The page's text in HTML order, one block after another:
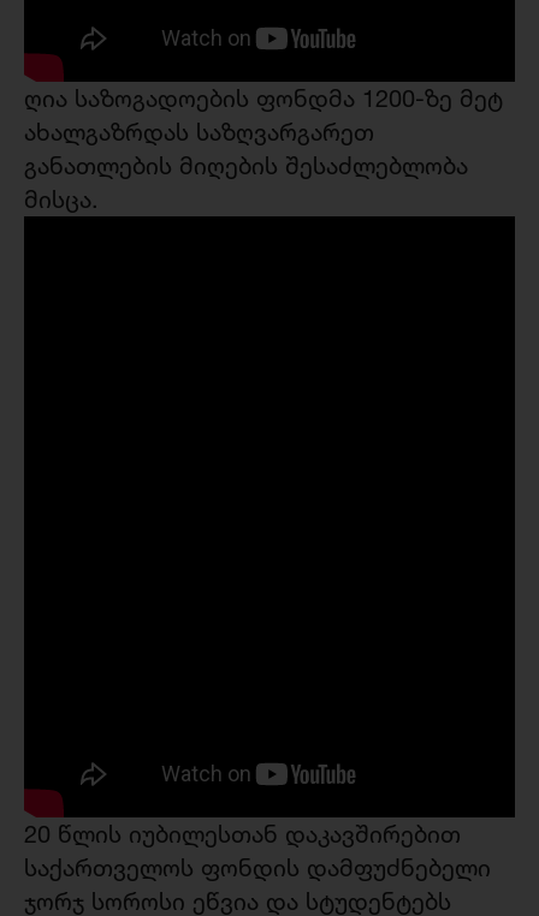
ღია საზოგადოების ფონდმა 1200-ზე მეტ
ახალგაზრდას საზღვარგარეთ
განათლების მიღების შესაძლებლობა
მისცა.
20 წლის იუბილესთან დაკავშირებით
საქართველოს ფონდის დამფუძნებელი
ჯორჯ სოროსი ეწვია და სტუდენტებს